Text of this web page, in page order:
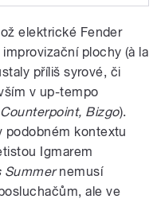
elektrické Fender
plochy (à la
příliš syrové, či
v up-tempo
Bizgo).
podobném kontextu
Igmarem
Summernemusí
ale ve